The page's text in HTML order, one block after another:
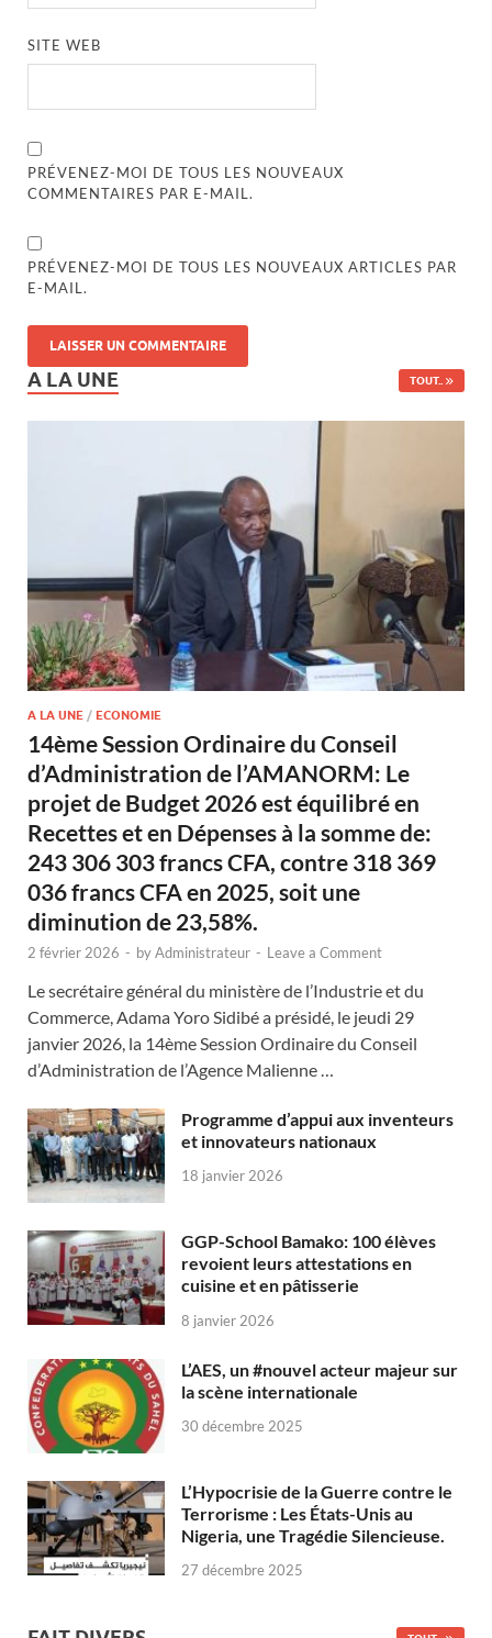
SITE WEB
PRÉVENEZ-MOI DE TOUS LES NOUVEAUX
COMMENTAIRES PAR E-MAIL.
PRÉVENEZ-MOI DE TOUS LES NOUVEAUX ARTICLES PAR
E-MAIL.
A LA UNE TOUT..
A LA UNE / ECONOMIE
14ème Session Ordinaire du Conseil
d’Administration de l’AMANORM: Le
projet de Budget 2026 est équilibré en
Recettes et en Dépenses à la somme de:
243 306 303 francs CFA, contre 318 369
036 francs CFA en 2025, soit une
diminution de 23,58%.
2 février 2026 - byAdministrateur - Leave a Comment
Le secrétaire général du ministère de l’Industrie et du
Commerce, Adama Yoro Sidibé a présidé, le jeudi 29
janvier 2026, la 14ème Session Ordinaire du Conseil
d’Administration de l’Agence Malienne …
Programme d’appui aux inventeurs
et innovateurs nationaux
18 janvier 2026
GGP-School Bamako: 100 élèves
revoient leurs attestations en
cuisine et en pâtisserie
8 janvier 2026
L’AES, un #nouvel acteur majeur sur
la scène internationale
30 décembre 2025
L’Hypocrisie de la Guerre contre le
Terrorisme : Les États-Unis au
Nigeria, une Tragédie Silencieuse.
27 décembre 2025